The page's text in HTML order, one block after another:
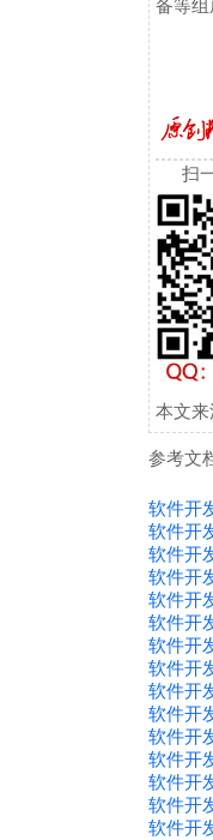
备等
扫
本文
参考文
软件开
软件开
软件开
软件开
软件开
软件开
软件开
软件开
软件开
软件开
软件开
软件开
软件开
软件开
软件开